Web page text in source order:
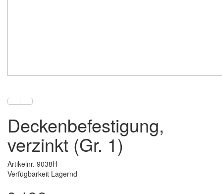
Deckenbefestigung,
verzinkt (Gr. 1)
Artikelnr. 9038H
Verfügbarkeit Lagernd